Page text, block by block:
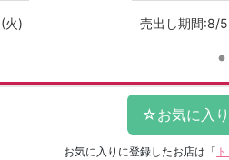
火) 売出し期間:8/
お気に入りに登録したお店は 「